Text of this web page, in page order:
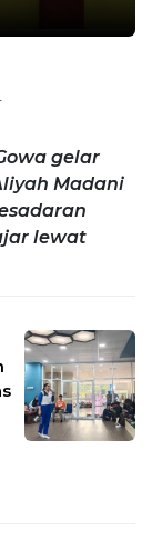
gelar
Madani
lewat